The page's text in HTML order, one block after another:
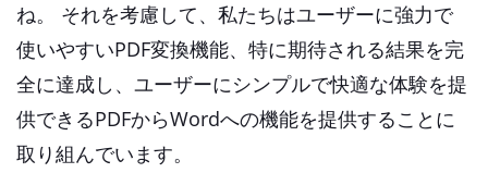
ね。 それを考慮して、私たちはユーザーに強力で
使いやすいPDF変換機能、特に期待される結果を完
全に達成し、ユーザーにシンプルで快適な体験を提
供できるPDFからWordへの機能を提供することに
取り組んでいます。